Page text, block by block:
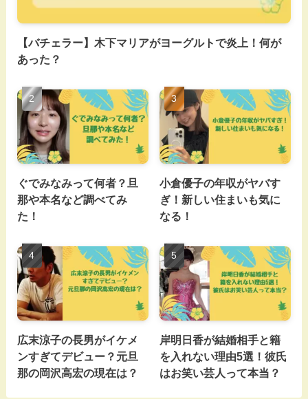
【バチェラー】木下マリアがヨーグルトで炎上！何が
あった？
ぐでみなみって何者？旦
那や本名など調べてみ
た！
小倉優子の年収がヤバす
ぎ！新しい住まいも気に
なる！
広末涼子の長男がイケメ
ンすぎてデビュー？元旦
那の岡沢高宏の現在は？
岸明日香が結婚相手と籍
を入れない理由5選！彼氏
はお笑い芸人って本当？